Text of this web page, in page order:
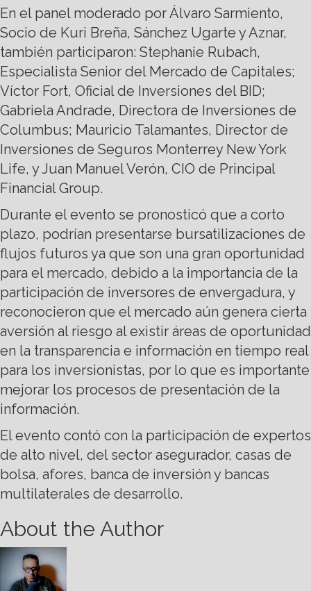
En el panel moderado por Álvaro Sarmiento,
Socio de Kuri Breña, Sánchez Ugarte y Aznar,
también participaron: Stephanie Rubach,
Especialista Senior del Mercado de Capitales;
Víctor Fort, Oficial de Inversiones del BID;
Gabriela Andrade, Directora de Inversiones de
Columbus; Mauricio Talamantes, Director de
Inversiones de Seguros Monterrey New York
Life, y Juan Manuel Verón, CIO de Principal
Financial Group.
Durante el evento se pronosticó que a corto
plazo, podrían presentarse bursatilizaciones de
flujos futuros ya que son una gran oportunidad
para el mercado, debido a la importancia de la
participación de inversores de envergadura, y
reconocieron que el mercado aún genera cierta
aversión al riesgo al existir áreas de oportunidad
en la transparencia e información en tiempo real
para los inversionistas, por lo que es importante
mejorar los procesos de presentación de la
información.
El evento contó con la participación de expertos
de alto nivel, del sector asegurador, casas de
bolsa, afores, banca de inversión y bancas
multilaterales de desarrollo.
About the Author